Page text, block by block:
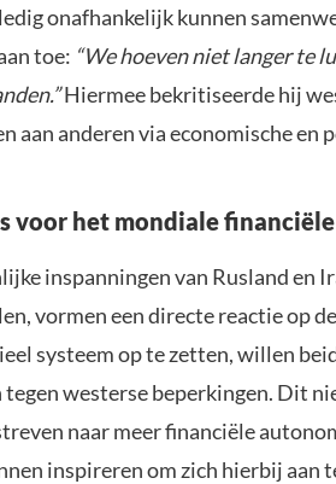
onafhankelijk kunnen
toe: “We hoeven niet langer te
Hiermee bekritiseerde hij
aan anderen via economische en
voor het mondiale
inspanningen van Rusland en
vormen een directe reactie op
systeem op te zetten, willen
tegen westerse beperkingen. Dit
naar meer financiële
inspireren om zich hierbij aan